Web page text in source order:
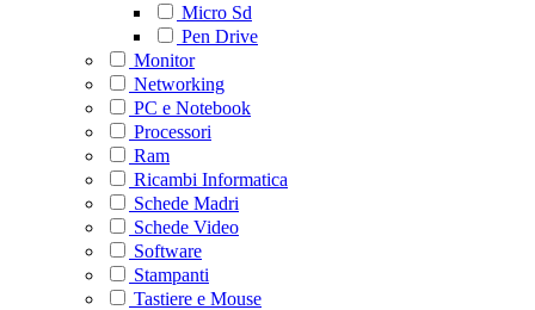
Micro Sd
Pen Drive
Monitor
Networking
PC e Notebook
Processori
Ram
Ricambi Informatica
Schede Madri
Schede Video
Software
Stampanti
Tastiere e Mouse